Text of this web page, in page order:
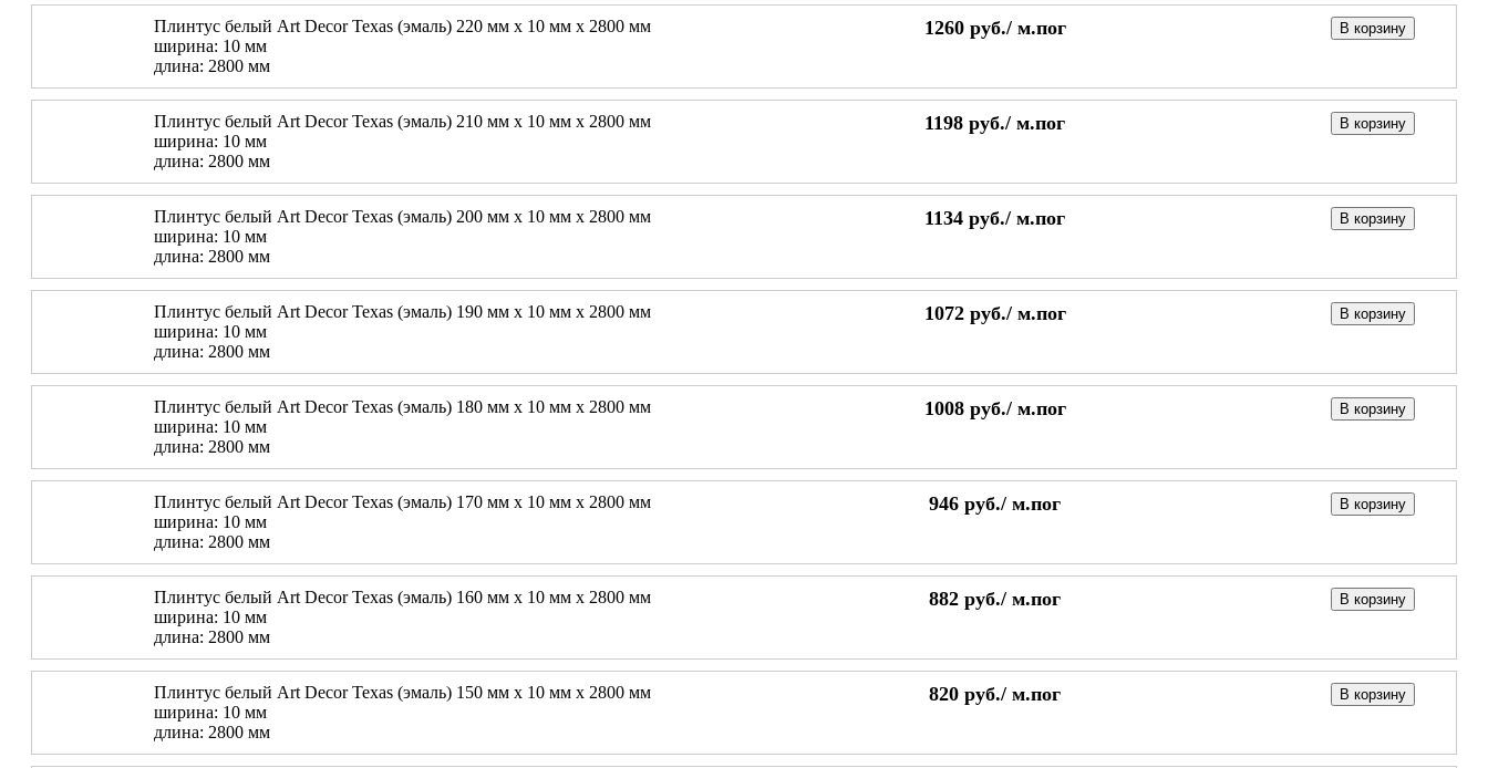
Плинтус белый Art Decor Texas (эмаль) 220 мм х 10 мм х 2800 мм
ширина: 10 мм
длина: 2800 мм
1260 руб./ м.пог В корзину
Плинтус белый Art Decor Texas (эмаль) 210 мм х 10 мм х 2800 мм
ширина: 10 мм
длина: 2800 мм
1198 руб./ м.пог В корзину
Плинтус белый Art Decor Texas (эмаль) 200 мм х 10 мм х 2800 мм
ширина: 10 мм
длина: 2800 мм
1134 руб./ м.пог В корзину
Плинтус белый Art Decor Texas (эмаль) 190 мм х 10 мм х 2800 мм
ширина: 10 мм
длина: 2800 мм
1072 руб./ м.пог В корзину
Плинтус белый Art Decor Texas (эмаль) 180 мм х 10 мм х 2800 мм
ширина: 10 мм
длина: 2800 мм
1008 руб./ м.пог В корзину
Плинтус белый Art Decor Texas (эмаль) 170 мм х 10 мм х 2800 мм
ширина: 10 мм
длина: 2800 мм
946 руб./ м.пог В корзину
Плинтус белый Art Decor Texas (эмаль) 160 мм х 10 мм х 2800 мм
ширина: 10 мм
длина: 2800 мм
882 руб./ м.пог В корзину
Плинтус белый Art Decor Texas (эмаль) 150 мм х 10 мм х 2800 мм
ширина: 10 мм
длина: 2800 мм
820 руб./ м.пог В корзину